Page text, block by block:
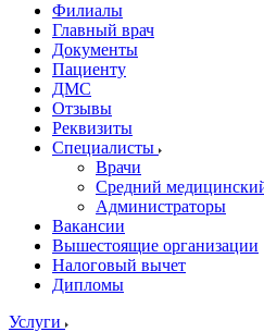
Филиалы
Главный врач
Документы
Пациенту
ДМС
Отзывы
Реквизиты
Специалисты
Врачи
Средний
Администраторы
Вакансии
Вышестоящие организации
Налоговый вычет
Дипломы
Услуги